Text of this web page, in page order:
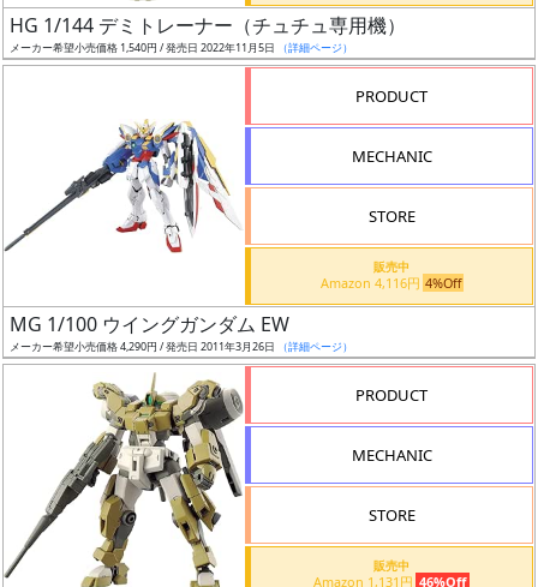
ク
ス
ア
ト
ー
タ
ー
（β）
HG 1/144 デミトレーナー（チュチュ専用機）
メーカー希望小売価格 1,540円 / 発売日 2022年11月5日 （詳細ページ）
PRODUCT
MECHANIC
STORE
販売中
Amazon 4,116円 4%Off
MG 1/100 ウイングガンダム EW
メーカー希望小売価格 4,290円 / 発売日 2011年3月26日 （詳細ページ）
PRODUCT
MECHANIC
STORE
販売中
Amazon 1,131円 46%Off